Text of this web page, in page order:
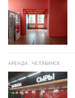
АРЕНДА , ЧЕЛЯБИНСК